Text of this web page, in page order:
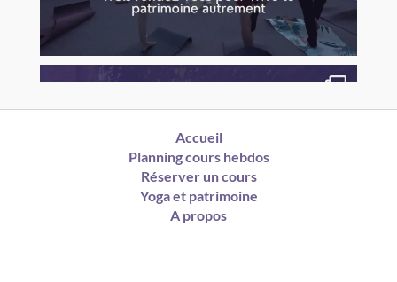
Accueil
Planning cours hebdos
Réserver un cours
Yoga et patrimoine
A propos